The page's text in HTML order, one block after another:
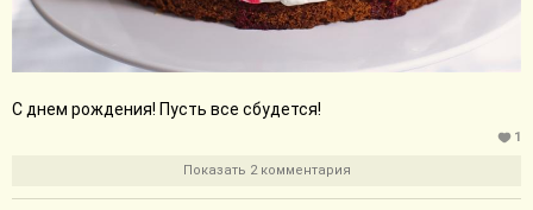
С днем рождения! Пусть все сбудется!
1
Показать 2 комментария